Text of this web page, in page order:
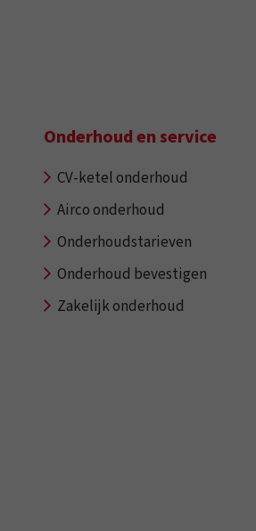
Onderhoud en service
CV-ketel onderhoud
Airco onderhoud
Onderhoudstarieven
Onderhoud bevestigen
Zakelijk onderhoud